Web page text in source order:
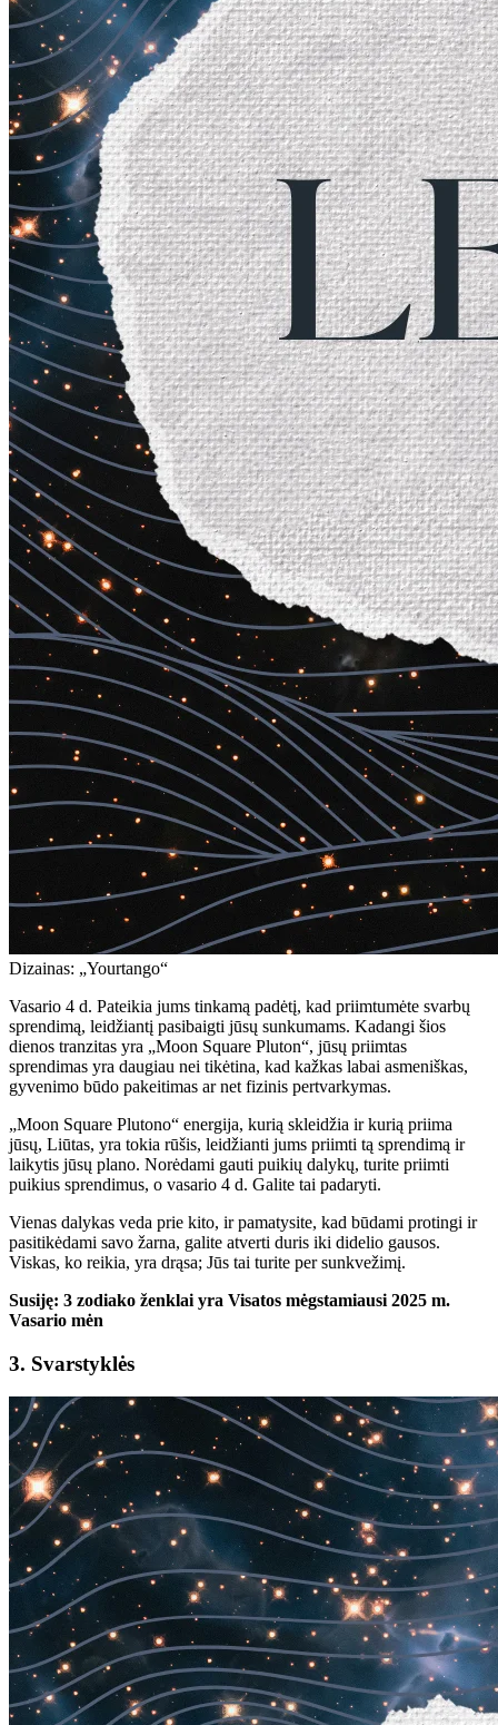
Dizainas: „Yourtango“
Vasario 4 d. Pateikia jums tinkamą padėtį, kad priimtumėte svarbų
sprendimą, leidžiantį pasibaigti jūsų sunkumams. Kadangi šios
dienos tranzitas yra „Moon Square Pluton“, jūsų priimtas
sprendimas yra daugiau nei tikėtina, kad kažkas labai asmeniškas,
gyvenimo būdo pakeitimas ar net fizinis pertvarkymas.
„Moon Square Plutono“ energija, kurią skleidžia ir kurią priima
jūsų, Liūtas, yra tokia rūšis, leidžianti jums priimti tą sprendimą ir
laikytis jūsų plano. Norėdami gauti puikių dalykų, turite priimti
puikius sprendimus, o vasario 4 d. Galite tai padaryti.
Vienas dalykas veda prie kito, ir pamatysite, kad būdami protingi ir
pasitikėdami savo žarna, galite atverti duris iki didelio gausos.
Viskas, ko reikia, yra drąsa; Jūs tai turite per sunkvežimį.
Susiję: 3 zodiako ženklai yra Visatos mėgstamiausi 2025 m.
Vasario mėn
3. Svarstyklės